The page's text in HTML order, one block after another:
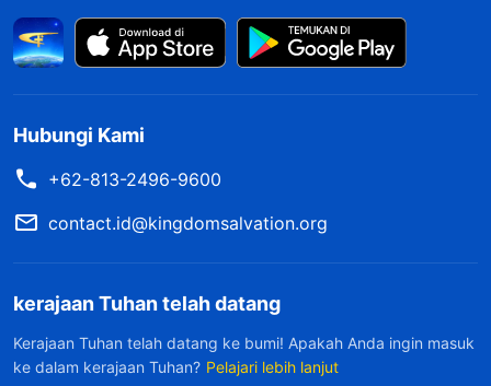
Hubungi Kami
+62-813-2496-9600
contact.id@kingdomsalvation.org
kerajaan Tuhan telah datang
Kerajaan Tuhan telah datang ke bumi! Apakah Anda ingin masuk
ke dalam kerajaan Tuhan? Pelajari lebih lanjut